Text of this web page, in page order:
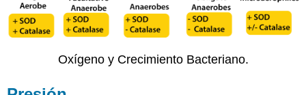
Oxígeno y Crecimiento Bacteriano.